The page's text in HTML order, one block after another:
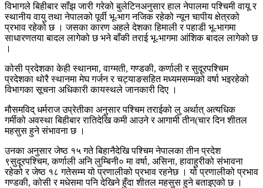
विभागले बिहीबार साँझ जारी गरेको बुलेटिनअनुसार हाल नेपालमा पश्चिमी वायू र
स्थानीय वायु तथा नेपालको पूर्वी भू-भाग नजिक रहेको न्यून चापीय क्षेत्रको
प्रभाव रहेको छ । जसका कारण अहले देशका हिमाली र पहाडी भू-भागमा
साधारणतया बादल लागेको छ भने बाँकी तराई भू-भागमा आंशिक बादल लागेको छ
।
कोसी प्रदेशका केही स्थानमा, वाग्मती, गण्डकी, कर्णाली र सुदूरपश्चिम
प्रदेशका थोरै स्थानमा मेघ गर्जन र चट्याङसहित मध्यमसम्मको वर्षा भइरहेको
विभागका सूचना अधिकारी कायस्थले जानकारी दिए ।
मौसमविद् धर्मराज उप्रेतीका अनुसार पश्चिम तराईको लु अर्थात् अत्यधिक
गर्मीको अवस्था बिहीबार रातिदेखि कमी आउने र आगामी तीन(चार दिन शीतल
महसुस हुने संभावना छ ।
उनका अनुसार जेष्ठ १५ गते बिहानैदेखि पश्चिम नेपालका तीन प्रदेश
९सुदूरपश्चिम, कर्णाली अनि लुम्बिनी० मा वर्षा, असिना, हावाहुरीको संभावना
रहेको र जेष्ठ १८ गतेसम्म यो प्रणालीको प्रभाव रहनेछ । यो प्रणालीको प्रभाव
गण्डकी, कोसी र मधेसमा पनि देखिने हुँदा शीतल महसुस हुने बताइएको छ ।